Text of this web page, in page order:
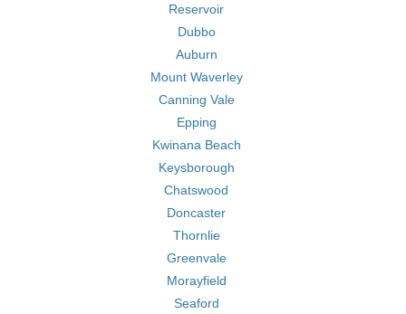
Reservoir
Dubbo
Auburn
Mount Waverley
Canning Vale
Epping
Kwinana Beach
Keysborough
Chatswood
Doncaster
Thornlie
Greenvale
Morayfield
Seaford